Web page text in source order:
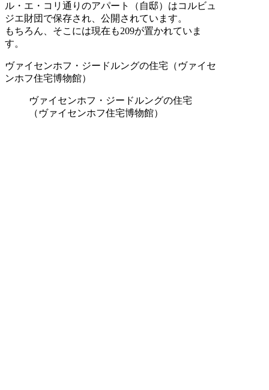
ル・エ・コリ通りのアパート（自邸）はコルビュ
ジエ財団で保存され、公開されています。
もちろん、そこには現在も209が置かれていま
す。
ヴァイセンホフ・ジードルングの住宅（ヴァイセ
ンホフ住宅博物館）
ヴァイセンホフ・ジードルングの住宅
（ヴァイセンホフ住宅博物館）